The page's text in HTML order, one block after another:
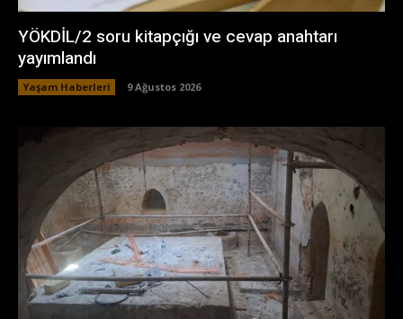
YÖKDİL/2 soru kitapçığı ve cevap anahtarı
yayımlandı
Yaşam Haberleri 9 Ağustos 2026